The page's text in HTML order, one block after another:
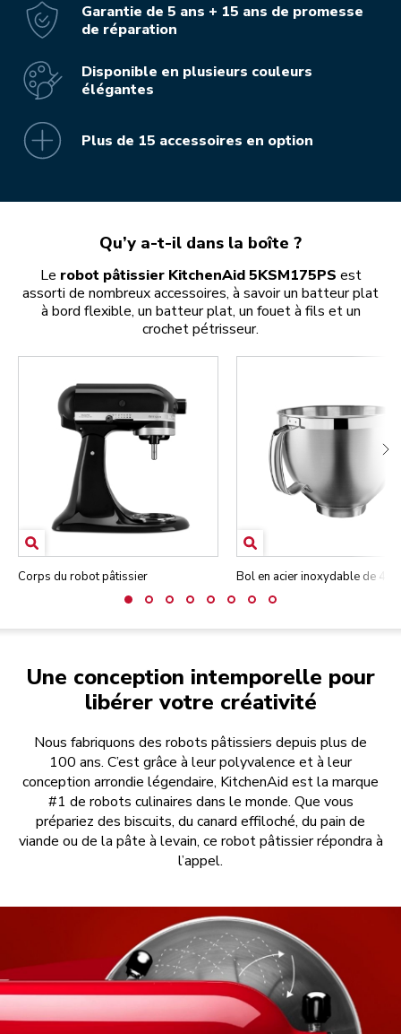
Garantie de 5 ans + 15 ans de promesse
de réparation
Disponible en plusieurs couleurs
élégantes
Plus de 15 accessoires en option
Qu’y a-t-il dans la boîte ?
Le robot pâtissier KitchenAid 5KSM175PS est
assorti de nombreux accessoires, à savoir un batteur plat
à bord flexible, un batteur plat, un fouet à fils et un
crochet pétrisseur.
Corps du robot pâtissier Bol en acier inoxydable de 4,7
Une conception intemporelle pour
libérer votre créativité
Nous fabriquons des robots pâtissiers depuis plus de
100 ans. C’est grâce à leur polyvalence et à leur
conception arrondie légendaire, KitchenAid est la marque
#1 de robots culinaires dans le monde. Que vous
prépariez des biscuits, du canard effiloché, du pain de
viande ou de la pâte à levain, ce robot pâtissier répondra à
l’appel.